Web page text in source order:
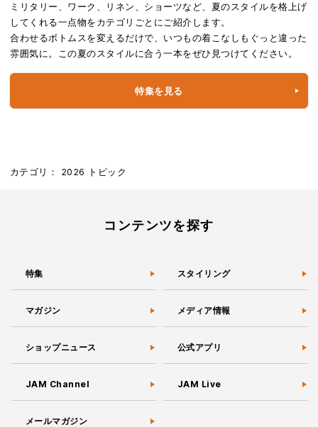
ミリタリー、ワーク、リネン、ショーツなど、夏のスタイルを格上げ
してくれる一点物をカテゴリごとにご紹介します。
合わせるボトムスを変えるだけで、いつもの着こなしもぐっと違った
雰囲気に。この夏のスタイルに合う一本をぜひ見つけてください。
特集を見る
カテゴリ： 2026 トピック
コンテンツを探す
特集 スタイリング
マガジン メディア情報
ショップニュース 公式アプリ
JAM Channel JAM Live
メールマガジン